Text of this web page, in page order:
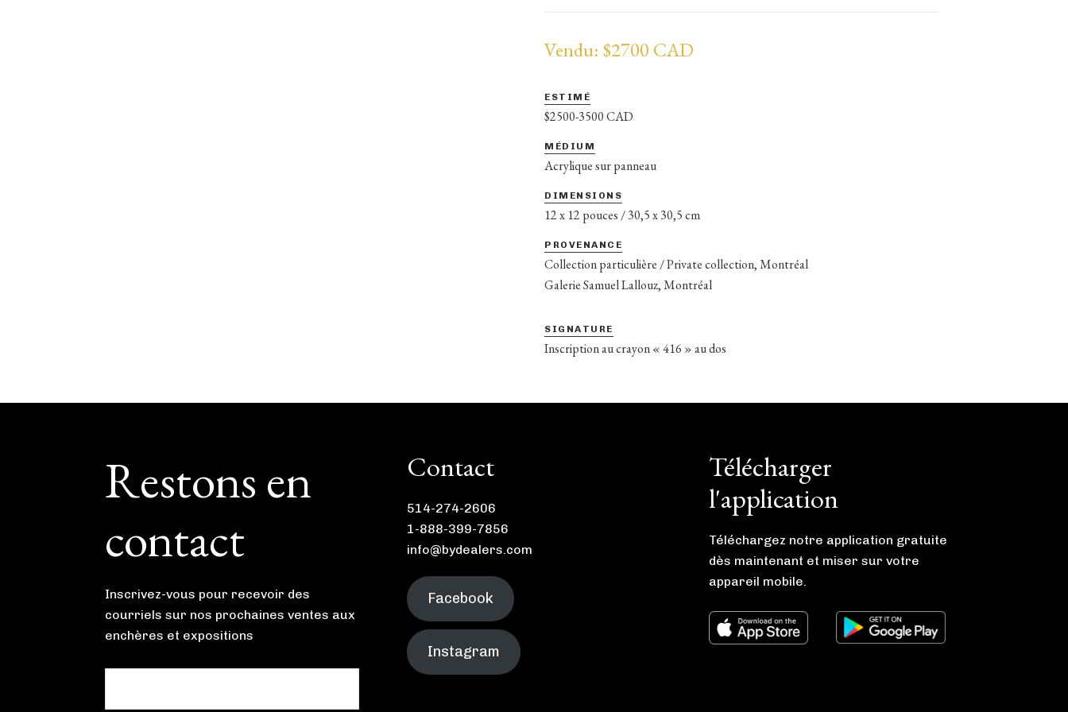
Vendu: $2700 CAD
ESTIMÉ
$2500-3500 CAD
MÉDIUM
Acrylique sur panneau
DIMENSIONS
12 x 12 pouces / 30,5 x 30,5 cm
PROVENANCE
Collection particulière / Private collection, Montréal
Galerie Samuel Lallouz, Montréal
SIGNATURE
Inscription au crayon « 416 » au dos
FooterRestons en
contact
Inscrivez-vous pour recevoir des
courriels sur nos prochaines ventes aux
enchères et expositions
Contact
514-274-2606
1-888-399-7856
info@bydealers.com
Facebook
Instagram
Télécharger
l'application
Téléchargez notre application gratuite
dès maintenant et miser sur votre
appareil mobile.